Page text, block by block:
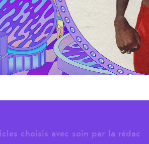
choisis avec soin par la rédac